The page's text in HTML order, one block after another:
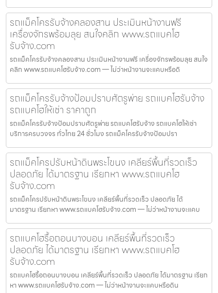
รถแม็คโครรับจ้างคลองสาน ประเมินหน้างานฟรี
เครื่องจักรพร้อมลุย สนใจคลิก www.รถแบคโฮ
รับจ้าง.com
รถแม็คโครรับจ้างคลองสาน ประเมินหน้างานฟรี เครื่องจักรพร้อมลุย สนใจ
คลิก www.รถแบคโฮรับจ้าง.com — ไม่ว่าหน้างานจะแคบหรือดิ
รถแม็คโครรับจ้างป้อมปราบศัตรูพ่าย รถแบคโฮรับจ้าง
รถแบคโฮให้เช่า ราคาถูก
รถแม็คโครรับจ้างป้อมปราบศัตรูพ่าย รถแบคโฮรับจ้าง รถแบคโฮให้เช่า
บริการครบวงจร ทั่วไทย 24 ชั่วโมง รถแม็คโครรับจ้างป้อมปรา
รถแม็คโครปรับหน้าดินพระโขนง เคลียร์พื้นที่รวดเร็ว
ปลอดภัย ได้มาตรฐาน เรียกหา www.รถแบคโฮ
รับจ้าง.com
รถแม็คโครปรับหน้าดินพระโขนง เคลียร์พื้นที่รวดเร็ว ปลอดภัย ได้
มาตรฐาน เรียกหา www.รถแบคโฮรับจ้าง.com — ไม่ว่าหน้างานจะแคบ
รถแบคโฮรื้อถอนบางบอน เคลียร์พื้นที่รวดเร็ว
ปลอดภัย ได้มาตรฐาน เรียกหา www.รถแบคโฮ
รับจ้าง.com
รถแบคโฮรื้อถอนบางบอน เคลียร์พื้นที่รวดเร็ว ปลอดภัย ได้มาตรฐาน เรียก
หา www.รถแบคโฮรับจ้าง.com — ไม่ว่าหน้างานจะแคบหรือดิน